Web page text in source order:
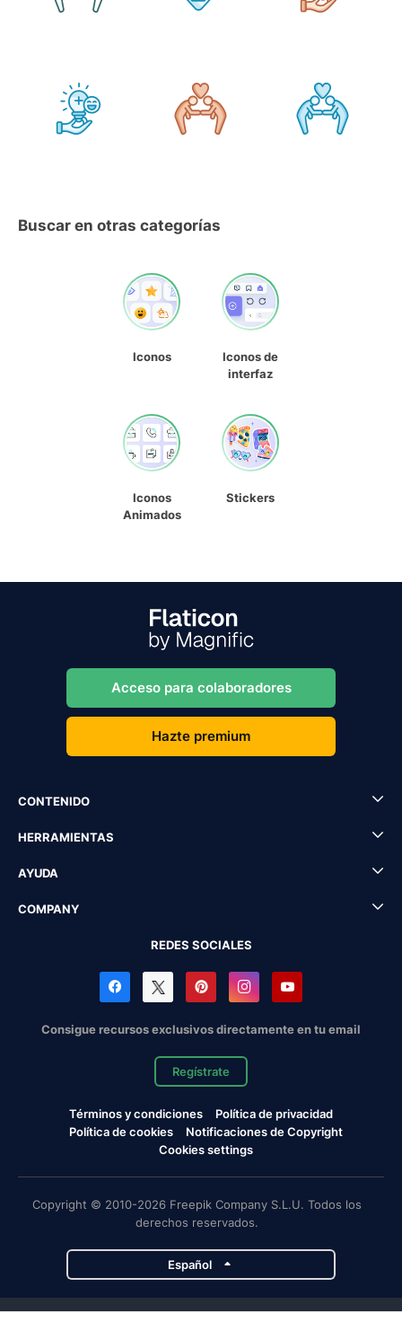
Buscar en otras categorías
Iconos
Iconos de
interfaz
Iconos
Animados
Stickers
Acceso para colaboradores
Hazte premium
CONTENIDO
HERRAMIENTAS
AYUDA
COMPANY
REDES SOCIALES
Consigue recursos exclusivos directamente en tu email
Regístrate
Términos y condiciones
Política de privacidad
Política de cookies
Notificaciones de Copyright
Cookies settings
Copyright © 2010-2026 Freepik Company S.L.U. Todos los
derechos reservados.
Español